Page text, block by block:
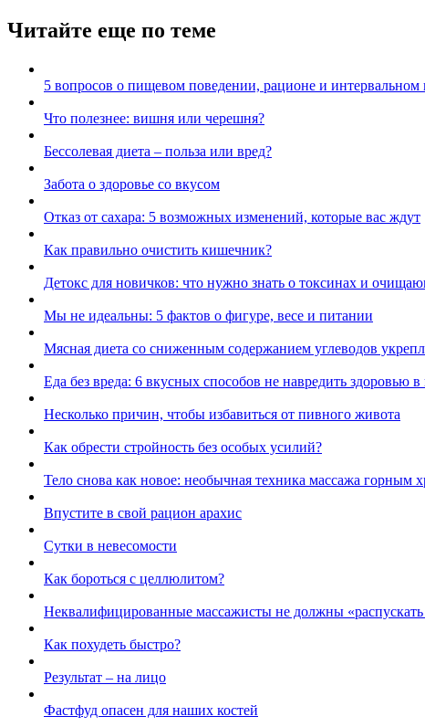
Читайте еще по теме
5 вопросов о пищевом поведении, рационе и интервальном
Что полезнее: вишня или черешня?
Бессолевая диета – польза или вред?
Забота о здоровье со вкусом
Отказ от сахара: 5 возможных изменений, которые вас ждут
Как правильно очистить кишечник?
Детокс для новичков: что нужно знать о токсинах и
Мы не идеальны: 5 фактов о фигуре, весе и питании
Мясная диета со сниженным содержанием углеводов
Еда без вреда: 6 вкусных способов не навредить здоровью
Несколько причин, чтобы избавиться от пивного живота
Как обрести стройность без особых усилий?
Тело снова как новое: необычная техника массажа горным
Впустите в свой рацион арахис
Сутки в невесомости
Как бороться с целлюлитом?
Неквалифицированные массажисты не должны «распускать
Как похудеть быстро?
Результат – на лицо
Фастфуд опасен для наших костей